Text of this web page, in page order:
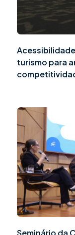
turismo para
Seminário da